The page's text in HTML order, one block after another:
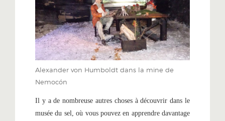
Alexander von Humboldt dans la mine de
Nemocón
Il y a de nombreuse autres choses à découvrir dans le
musée du sel, où vous pouvez en apprendre davantage